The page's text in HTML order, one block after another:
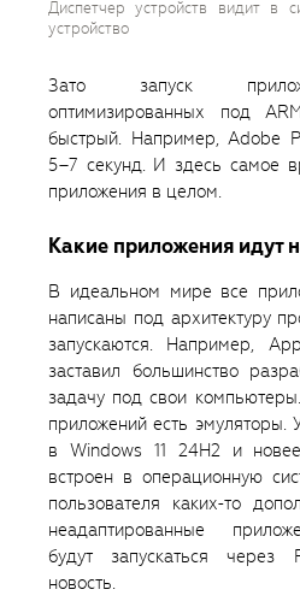
Диспетчер устройств видит в
устройство
Зато запуск
оптимизированных под
быстрый. Например, Adobe
5–7 секунд. И здесь самое
приложения в целом.
Какие приложения идут
В идеальном мире все
написаны под архитектуру
запускаются. Например,
заставил большинство
задачу под свои
приложений есть
в Windows 11 24H2 и
встроен в операционную
пользователя каких-то
неадаптированные
будут запускаться
новость.